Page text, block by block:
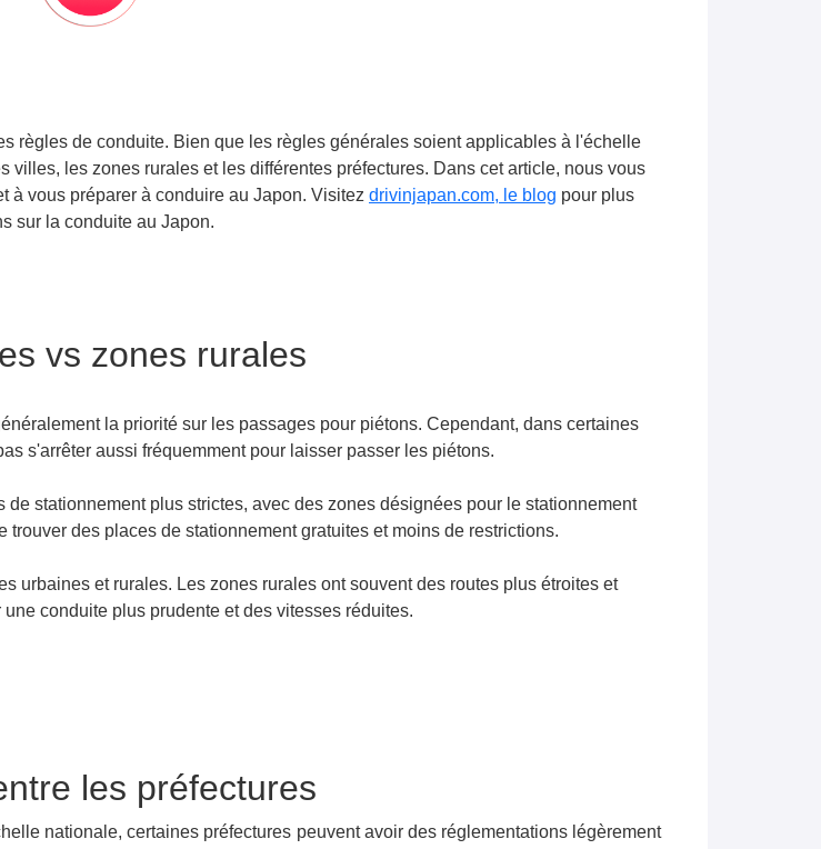
règles de conduite. Bien que les règles générales soient applicables à l'échelle
les zones rurales et les différentes préfectures. Dans cet article, nous vous
à vous préparer à conduire au Japon. Visitez drivinjapan.com, le blog pour plus
sur la conduite au Japon.
vs zones rurales
la priorité sur les passages pour piétons. Cependant, dans certaines
s'arrêter aussi fréquemment pour laisser passer les piétons.
stationnement plus strictes, avec des zones désignées pour le stationnement
des places de stationnement gratuites et moins de restrictions.
urbaines et rurales. Les zones rurales ont souvent des routes plus étroites et
conduite plus prudente et des vitesses réduites.
les préfectures
nationale, certaines préfectures peuvent avoir des réglementations légèrement